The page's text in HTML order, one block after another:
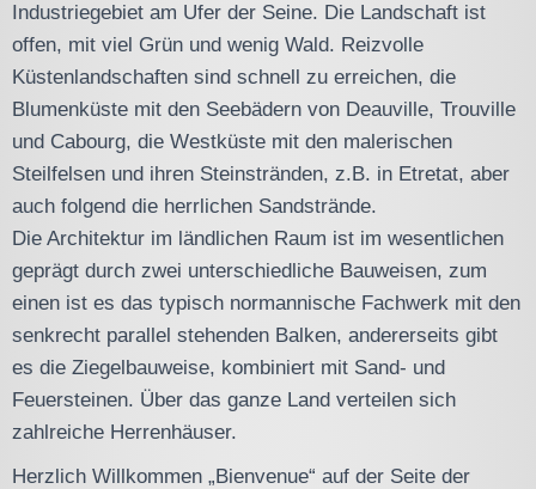
Industriegebiet am Ufer der Seine. Die Landschaft ist
offen, mit viel Grün und wenig Wald. Reizvolle
Küstenlandschaften sind schnell zu erreichen, die
Blumenküste mit den Seebädern von Deauville, Trouville
und Cabourg, die Westküste mit den malerischen
Steilfelsen und ihren Steinstränden, z.B. in Etretat, aber
auch folgend die herrlichen Sandstrände.
Die Architektur im ländlichen Raum ist im wesentlichen
geprägt durch zwei unterschiedliche Bauweisen, zum
einen ist es das typisch normannische Fachwerk mit den
senkrecht parallel stehenden Balken, andererseits gibt
es die Ziegelbauweise, kombiniert mit Sand- und
Feuersteinen. Über das ganze Land verteilen sich
zahlreiche Herrenhäuser.
Herzlich Willkommen „Bienvenue“ auf der Seite der